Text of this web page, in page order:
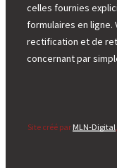
celles fournies
formulaires en ligne.
rectification et de
concernant par
Site créé par MLN-Digital